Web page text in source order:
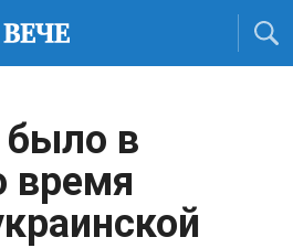
было в
время